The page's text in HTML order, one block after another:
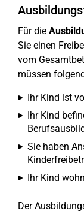
Für die
Sie einen
vom
müssen
Ihr Kind ist
Ihr Kind
Sie haben
Ihr Kind
Der